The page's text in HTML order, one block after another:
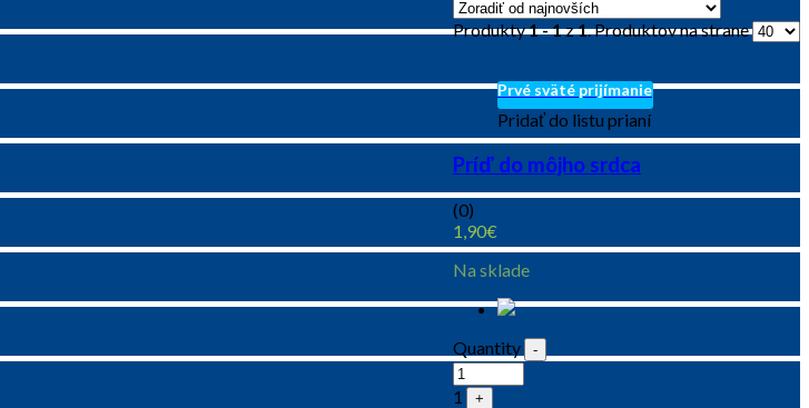
Produkty1 - 1z1. Produktov na strane
Prvé sväté prijímanie
Pridať do listu prianí
Príď do môjho srdca
(0)
1,90€
Na sklade
Quantity -
1 +